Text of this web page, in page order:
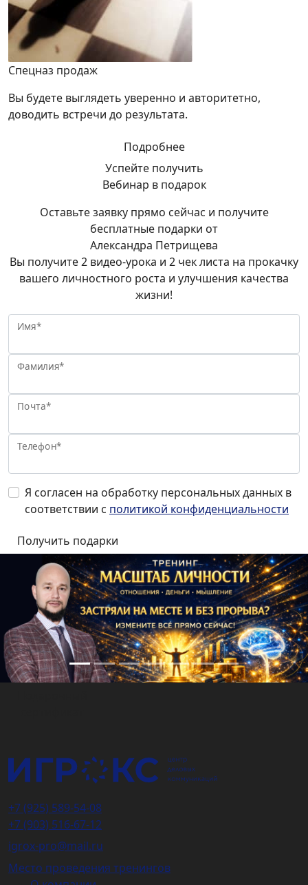
Спецназ продаж
Вы будете выглядеть уверенно и авторитетно,
доводить встречи до результата.
Подробнее
Успейте получить
Вебинар в подарок
Оставьте заявку прямо сейчас и получите
бесплатные подарки от
Александра Петрищева
Вы получите 2 видео-урока и 2 чек листа на прокачку
вашего личностного роста и улучшения качества
жизни!
Имя*
Фамилия*
Почта*
Телефон*
Я согласен на обработку персональных данных в
соответствии с политикой конфиденциальности
+7 (925) 589-54-08
+7 (903) 516-67-12
igrox-pro@mail.ru
Место проведения тренингов